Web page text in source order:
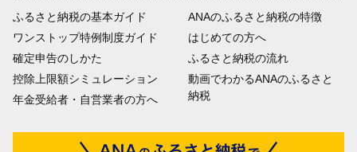
ふるさと納税の基本ガイド
ワンストップ特例制度ガイド
確定申告のしかた
控除上限額シミュレーション
年金受給者・自営業者の方へ
ANAのふるさと納税の特徴
はじめての方へ
ふるさと納税の流れ
動画でわかるANAのふるさと
納税